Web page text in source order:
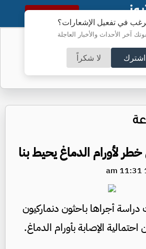
في تفعيل الإشعارات؟
آخر الأحداث والأخبار العاجلة
اشترك لا شكراً
النسخة الكاملة
لأورام الدماغ يحيط بنا
أجراها باحثون دنماركيون
الإصابة بأورام الدماغ.